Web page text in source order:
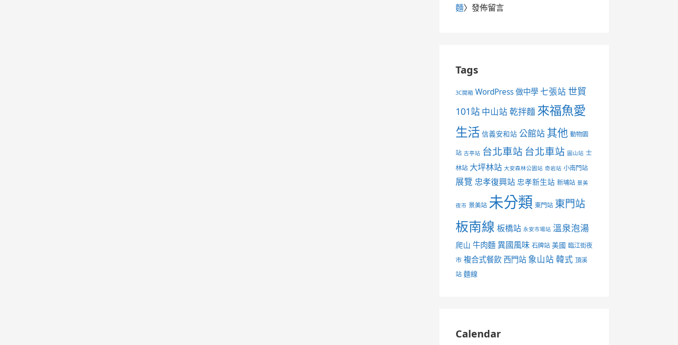
麵〉發佈留言
Tags
3C開箱 WordPress 做中學 七張站 世貿
101站 中山站 乾拌麵 來福魚愛
生活 信義安和站 公館站 其他 動物園
站 古亭站 台北車站 台北車站 圓山站 士
林站 大坪林站 大安森林公園站 奇岩站 小南門站
展覽 忠孝復興站 忠孝新生站 新埔站 景美
夜市 景美站 未分類 東門站 東門站
板南線 板橋站 永安市場站 溫泉泡湯
爬山 牛肉麵 異國風味 石牌站 美國 臨江街夜
市 複合式餐飲 西門站 象山站 韓式 頂溪
站 麵線
Calendar